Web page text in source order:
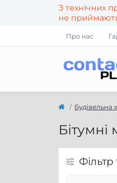
З технічних
не
Про нас
Будівельна
Бітумні
Фільтр